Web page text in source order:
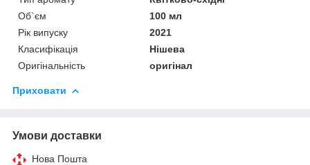
Об`єм
100 мл
Рік випуску
2021
Класифікація
Нішева
Оригінальність
оригінал
Приховати
Умови доставки
Нова Пошта